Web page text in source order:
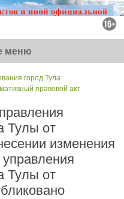
меню
город Тула
правовой акт
Тулы от
изменения
Тулы от